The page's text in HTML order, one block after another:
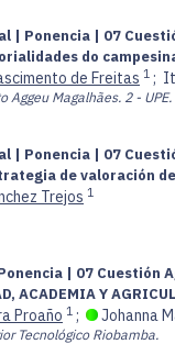
| Ponencia | 07
do
de Freitas 1 ;
Aggeu Magalhães. 2 - UPE.
| Ponencia | 07
de valoración
Trejos 1
| 07 Cuestión
ACADEMIA Y
Proaño 1 ; Johanna
Tecnológico Riobamba.